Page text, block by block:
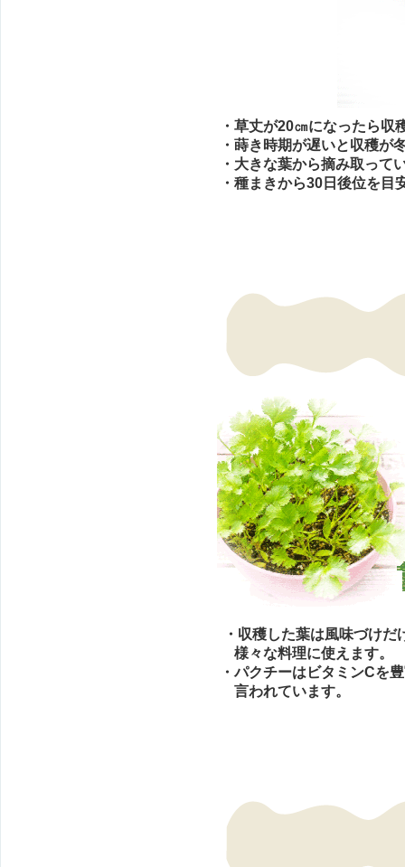
・草丈が20㎝になったら収
・蒔き時期が遅いと収穫が
・大きな葉から摘み取って
・種まきから30日後位を
・収穫した葉は風味づけ
様々な料理に使えます。
・パクチーはビタミンCを
言われています。